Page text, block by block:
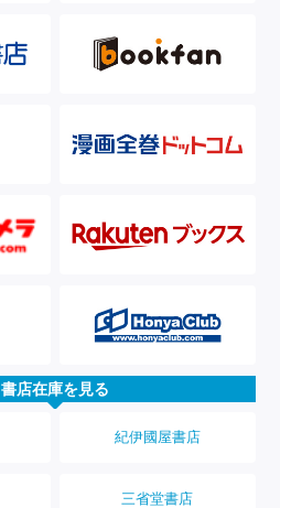
書店在庫を見る
紀伊國屋書店
三省堂書店